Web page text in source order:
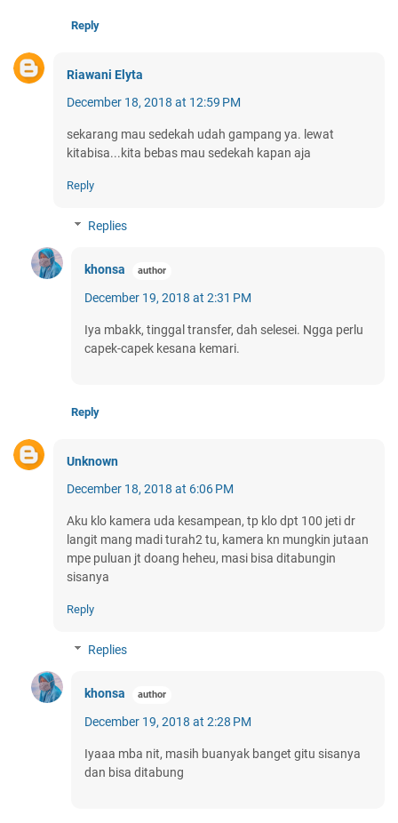
Reply
Riawani Elyta
December 18, 2018 at 12:59 PM
sekarang mau sedekah udah gampang ya. lewat
kitabisa...kita bebas mau sedekah kapan aja
Reply
Replies
khonsa
December 19, 2018 at 2:31 PM
Iya mbakk, tinggal transfer, dah selesei. Ngga perlu
capek-capek kesana kemari.
Reply
Unknown
December 18, 2018 at 6:06 PM
Aku klo kamera uda kesampean, tp klo dpt 100 jeti dr
langit mang madi turah2 tu, kamera kn mungkin jutaan
mpe puluan jt doang heheu, masi bisa ditabungin
sisanya
Reply
Replies
khonsa
December 19, 2018 at 2:28 PM
Iyaaa mba nit, masih buanyak banget gitu sisanya
dan bisa ditabung